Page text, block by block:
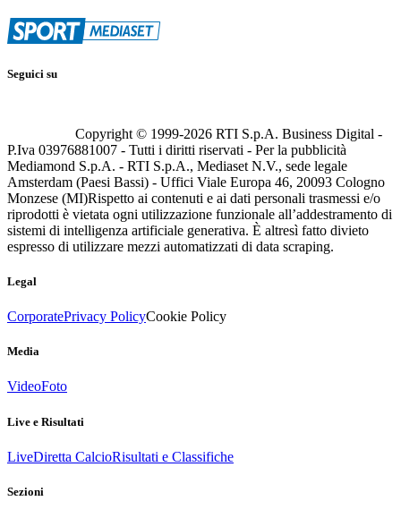
Seguici su
Copyright © 1999-2026 RTI S.p.A. Business Digital -
P.Iva 03976881007 - Tutti i diritti riservati - Per la pubblicità
Mediamond S.p.A. - RTI S.p.A., Mediaset N.V., sede legale
Amsterdam (Paesi Bassi) - Uffici Viale Europa 46, 20093 Cologno
Monzese (MI)Rispetto ai contenuti e ai dati personali trasmessi e/o
riprodotti è vietata ogni utilizzazione funzionale all’addestramento di
sistemi di intelligenza artificiale generativa. È altresì fatto divieto
espresso di utilizzare mezzi automatizzati di data scraping.
Legal
CorporatePrivacy PolicyCookie Policy
Media
VideoFoto
Live e Risultati
LiveDiretta CalcioRisultati e Classifiche
Sezioni